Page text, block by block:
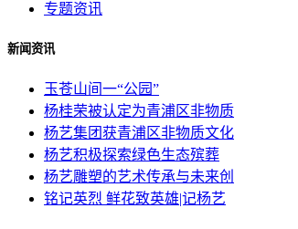
专题资讯
新闻资讯
玉苍山间一“公园”
杨桂荣被认定为青浦区非物质
杨艺集团获青浦区非物质文化
杨艺积极探索绿色生态殡葬
杨艺雕塑的艺术传承与未来创
铭记英烈 鲜花致英雄|记杨艺